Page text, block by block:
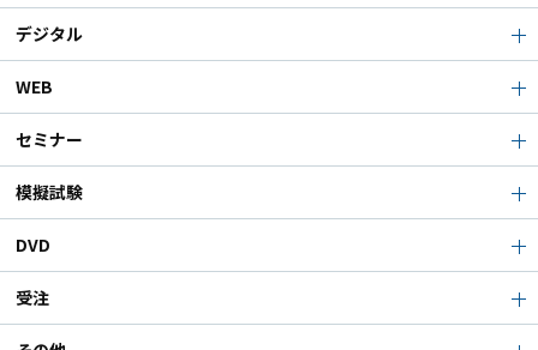
デジタル
WEB
セミナー
模擬試験
DVD
受注